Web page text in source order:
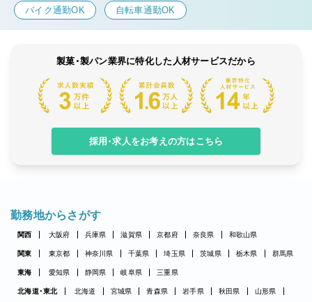
バイク通勤OK 自転車通勤OK
製菓・製パン業界に特化した人材サービスだから
採用・求人をお考えの方はこちら
勤務地からさがす
関西 大阪府 兵庫県 滋賀県 京都府 奈良県 和歌山県
関東 東京都 神奈川県 千葉県 埼玉県 茨城県 栃木県 群馬県
東海 愛知県 静岡県 岐阜県 三重県
北海道・東北 北海道 宮城県 青森県 岩手県 秋田県
山形県